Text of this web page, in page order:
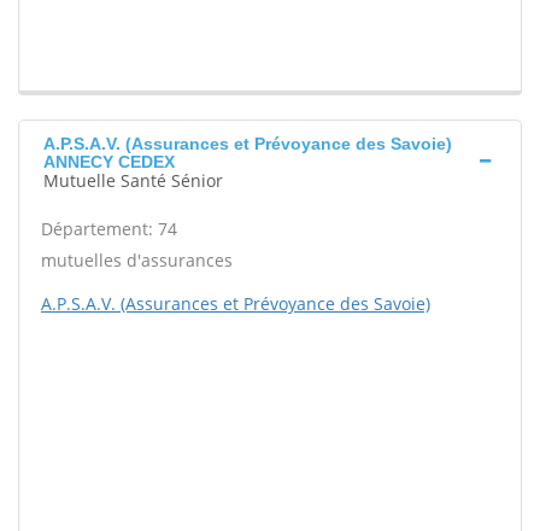
A.P.S.A.V. (Assurances et Prévoyance des Savoie)
ANNECY CEDEX
Mutuelle Santé Sénior
Département: 74
mutuelles d'assurances
A.P.S.A.V. (Assurances et Prévoyance des Savoie)